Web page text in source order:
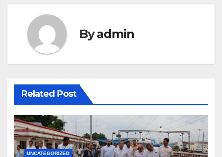
Byadmin
Related Post
UNCATEGORIZED